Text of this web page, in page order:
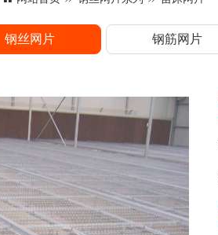
钢丝网片 钢筋网片